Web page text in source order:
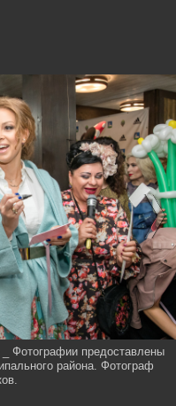
_ Фотографии предоставлены
района. Фотограф